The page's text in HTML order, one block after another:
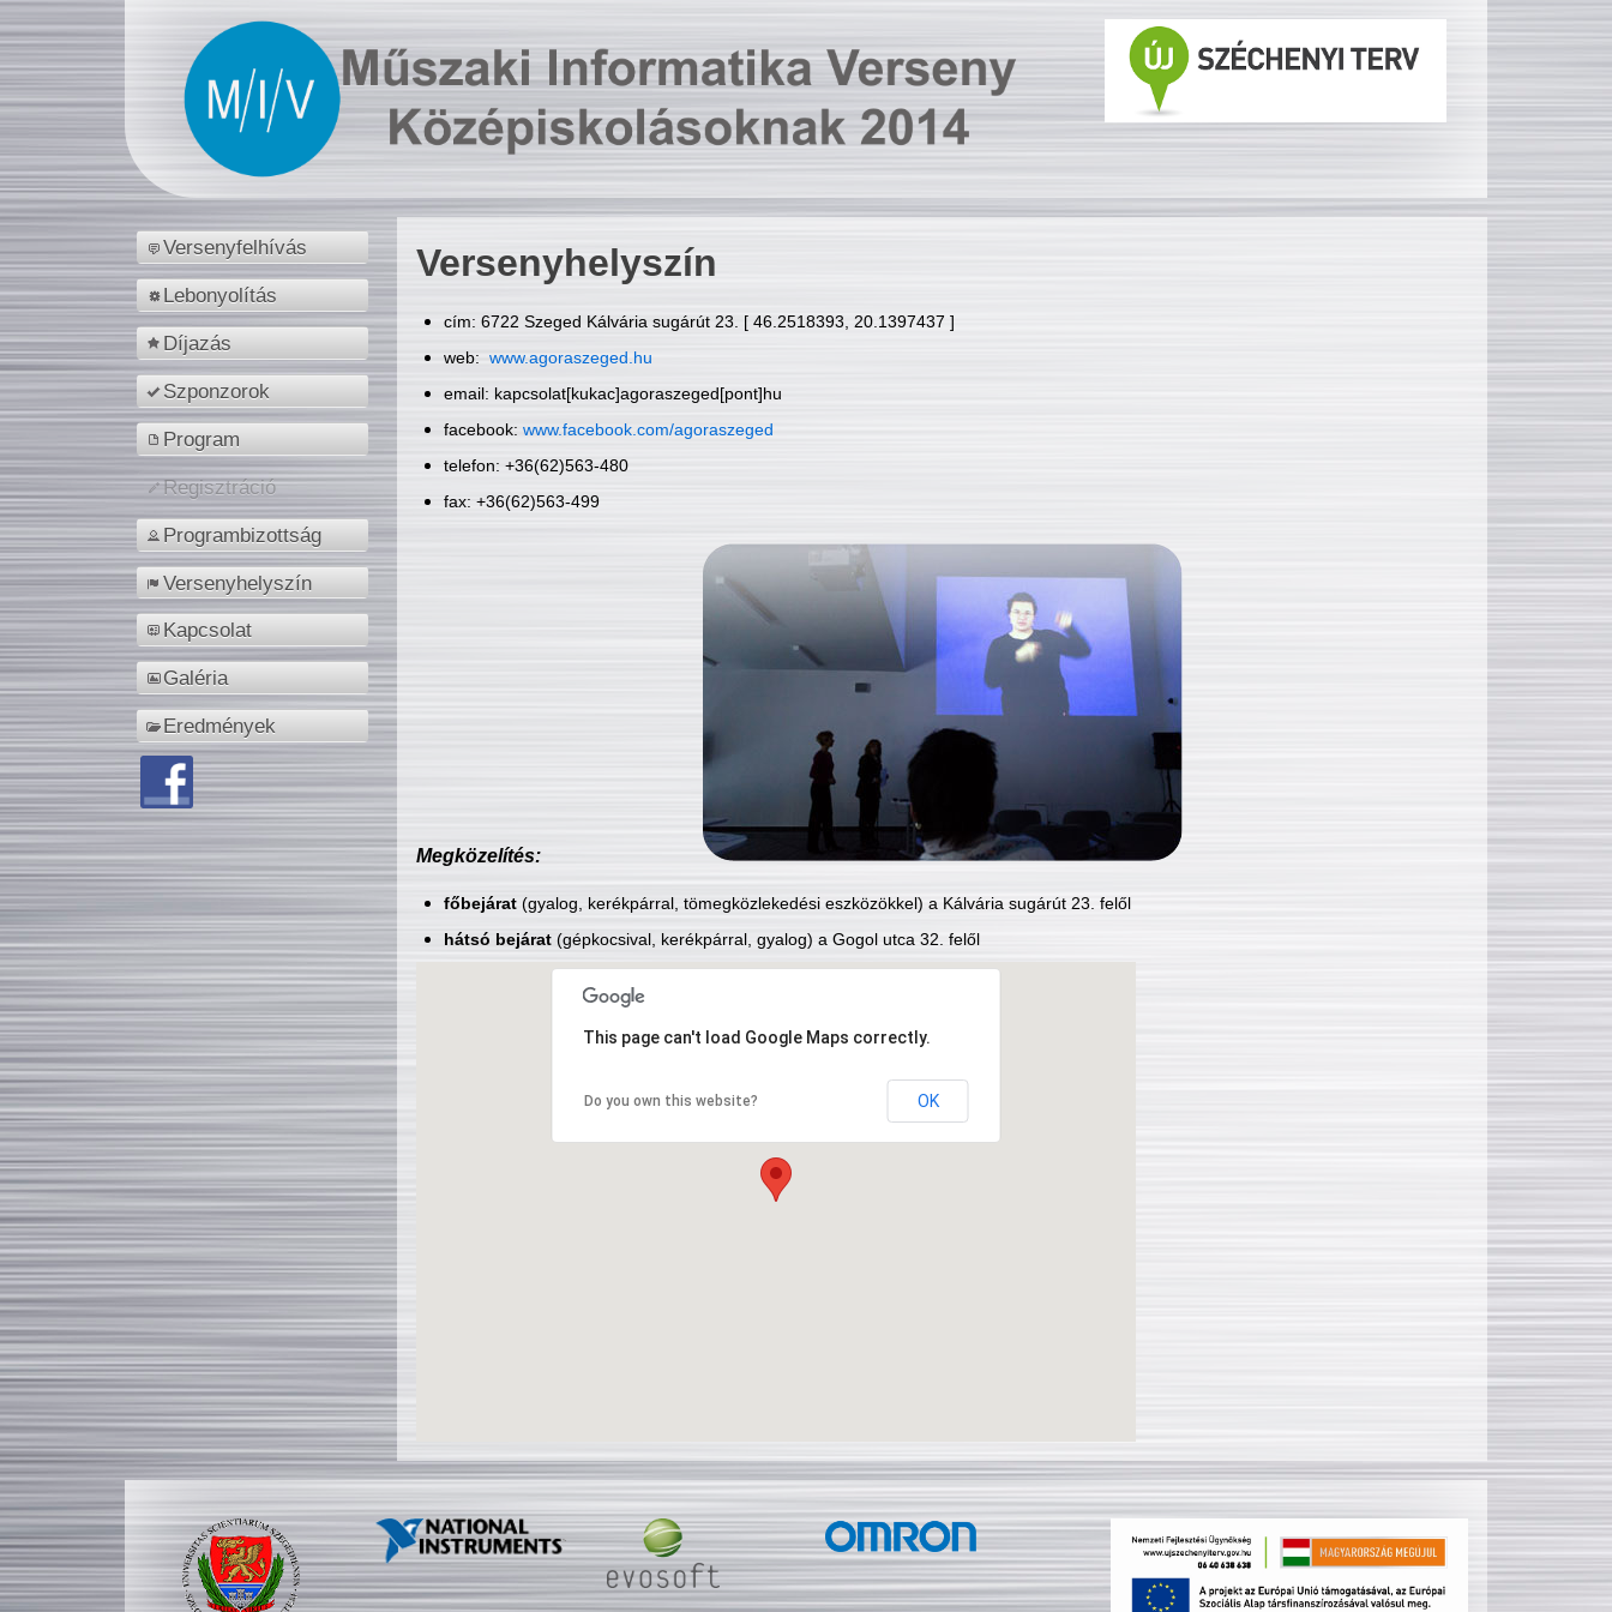
Versenyfelhívás
Lebonyolítás
Díjazás
Szponzorok
Program
Regisztráció
Programbizottság
Versenyhelyszín
Kapcsolat
Galéria
Eredmények
Versenyhelyszín
cím: 6722 Szeged Kálvária sugárút 23. [ 46.2518393, 20.1397437 ]
web: www.agoraszeged.hu
email: kapcsolat[kukac]agoraszeged[pont]hu
facebook: www.facebook.com/agoraszeged
telefon: +36(62)563-480
fax: +36(62)563-499
Megközelítés:
főbejárat(gyalog, kerékpárral, tömegközlekedési eszközökkel) a Kálvária sugárút 23. felől
hátsó bejárat(gépkocsival, kerékpárral, gyalog) a Gogol utca 32. felől
This page can't load Google Maps correctly.
Do you own this website? OK